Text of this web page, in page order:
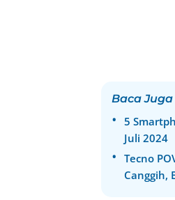
Baca Juga
5
Juli 2024
Tecno
Canggih,